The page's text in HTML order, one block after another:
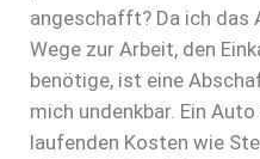
angeschafft? Da ich das
Wege zur Arbeit, den
benötige, ist eine
mich undenkbar. Ein
laufenden Kosten wie